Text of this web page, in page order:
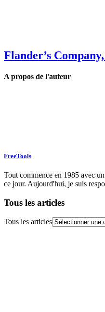
Flander’s
A propos de l'auteur
FreeTools
Tout commence en 1985 avec
ce jour. Aujourd'hui, je suis
Tous les articles
Tous les articles